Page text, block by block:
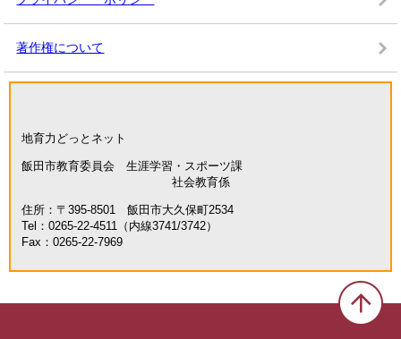
著作権について
地育力どっとネット
飯田市教育委員会 生涯学習・スポーツ課
社会教育係
住所：〒395-8501 飯田市大久保町2534
Tel：0265-22-4511（内線3741/3742）
Fax：0265-22-7969